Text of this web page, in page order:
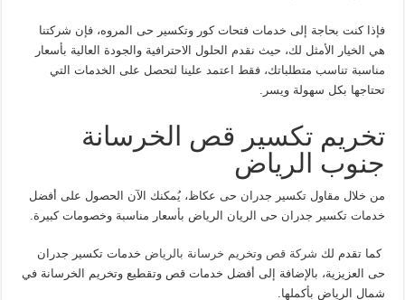
فإذا كنت بحاجة إلى خدمات فتحات كور وتكسير حى المروه، فإن شركتنا
هي الخيار الأمثل لك، حيث نقدم الحلول الاحترافية والجودة العالية بأسعار
مناسبة تناسب متطلباتك، فقط اعتمد علينا لتحصل على الخدمات التي
تحتاجها بكل سهولة ويسر.
تخريم تكسير قص الخرسانة
جنوب الرياض
من خلال مقاول تكسير جدران حى عكاظ، يُمكنك الآن الحصول على أفضل
خدمات تكسير جدران حى الريان الرياض بأسعار مناسبة وخصومات كبيرة.
كما تقدم لك شركة قص وتخريم خرسانة بالرياض خدمات تكسير جدران
حى العزيزية، بالإضافة إلى أفضل خدمات قص وتقطيع وتخريم الخرسانة في
شمال الرياض بأكملها.